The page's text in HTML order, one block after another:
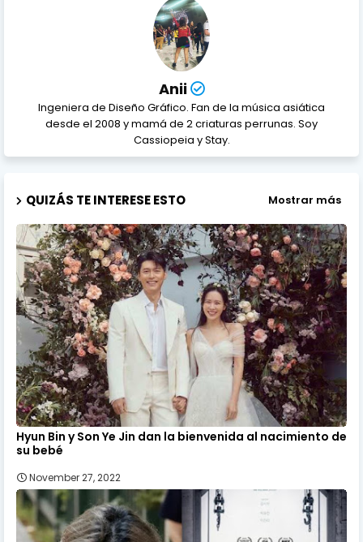
Anii
Ingeniera de Diseño Gráfico. Fan de la música asiática
desde el 2008 y mamá de 2 criaturas perrunas. Soy
Cassiopeia y Stay.
QUIZÁS TE INTERESE ESTO Mostrar más
Hyun Bin y Son Ye Jin dan la bienvenida al nacimiento de
su bebé
November 27, 2022